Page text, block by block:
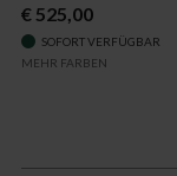
€ 525,00
SOFORT VERFÜGBAR
MEHR FARBEN